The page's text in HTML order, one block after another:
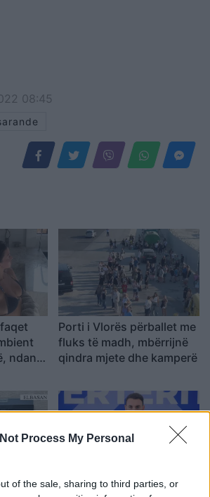
Process My Personal
of the sale, sharing to third parties, or
08:45
ndan
Porti i Vlorës përballet me
fluks të madh, mbërrijnë
qindra mjete dhe kamperë
Këlliçi prezanton pikat e